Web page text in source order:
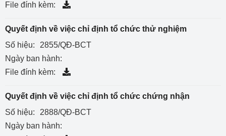
File đính kèm:
Quyết định về việc chỉ định tổ chức thử nghiệm
Số hiệu:
2855/QĐ-BCT
Ngày ban hành:
File đính kèm:
Quyết định về việc chỉ định tổ chức chứng nhận
Số hiệu:
2888/QĐ-BCT
Ngày ban hành: